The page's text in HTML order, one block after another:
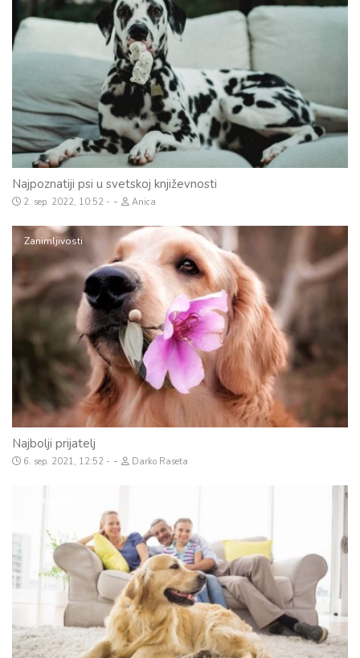
Najpoznatiji psi u svetskoj književnosti
2. sep. 2022, 10:52 - Anica
Zanimljivosti
Najbolji prijatelj
6. sep. 2021, 12:52 - Darko Raseta